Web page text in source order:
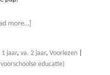
more…]
1 jaar, va. 2 jaar, Voorlezen
educatie)